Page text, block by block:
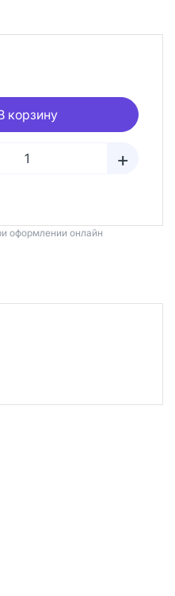
корзину
+
оформлении онлайн